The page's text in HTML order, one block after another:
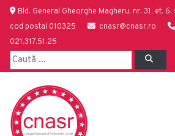
Bld. General Gheorghe Magheru, nr. 31, et.
cod postal 010325
cnasr@cnasr.ro
021.317.51.25